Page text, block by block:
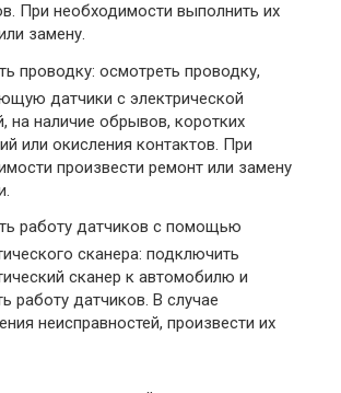
При необходимости выполнить их
замену.
проводку: осмотреть проводку,
датчики с электрической
на наличие обрывов, коротких
или окисления контактов. При
произвести ремонт или замену
работу датчиков с помощью
сканера: подключить
сканер к автомобилю и
работу датчиков. В случае
неисправностей, произвести их